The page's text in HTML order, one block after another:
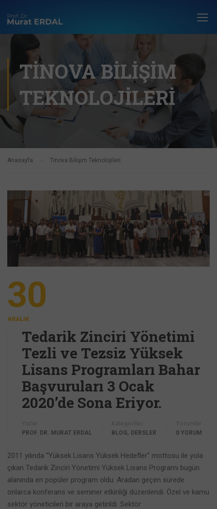
TINOVA BILIŞIM
TEKNOLOJILERI
Anasayfa Tinova Bilişim Teknolojileri
30
ARALIK
Tedarik Zinciri Yönetimi
Tezli ve Tezsiz Yüksek
Lisans Programları Bahar
Başvuruları 3 Ocak
2020’de Sona Eriyor.
PROF. DR. MURAT ERDAL
BLOG, DERSLER
0 YORUM
2011 yılında “Yüksek Lisans Yüksek Hedefler” mottosu ile yola
çıkan Tedarik Zinciri Yönetimi Yüksek Lisans Programı bugün
alanında en popüler program oldu. Aradan geçen sürede
onlarca konferans ve seminer etkinliği düzenlendi. Özel ve kamu
sektör yöneticileri bir araya getirildi. Sektör